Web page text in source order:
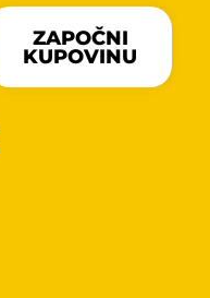
ZAPOČNI
KUPOVINU